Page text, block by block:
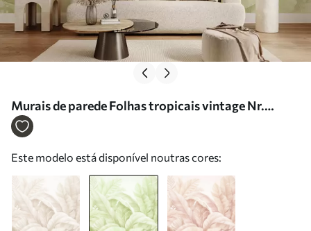
Murais de parede Folhas tropicais vintage Nr.
w05518v1
Este modelo está disponível noutras cores: